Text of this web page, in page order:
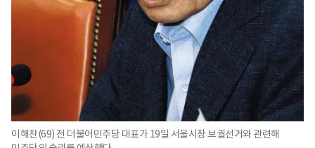
이해찬(69) 전 더불어민주당 대표가 19일 서울시장 보궐선거와 관련해